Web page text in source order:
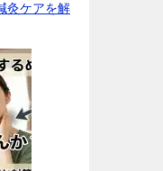
灸ケアを解